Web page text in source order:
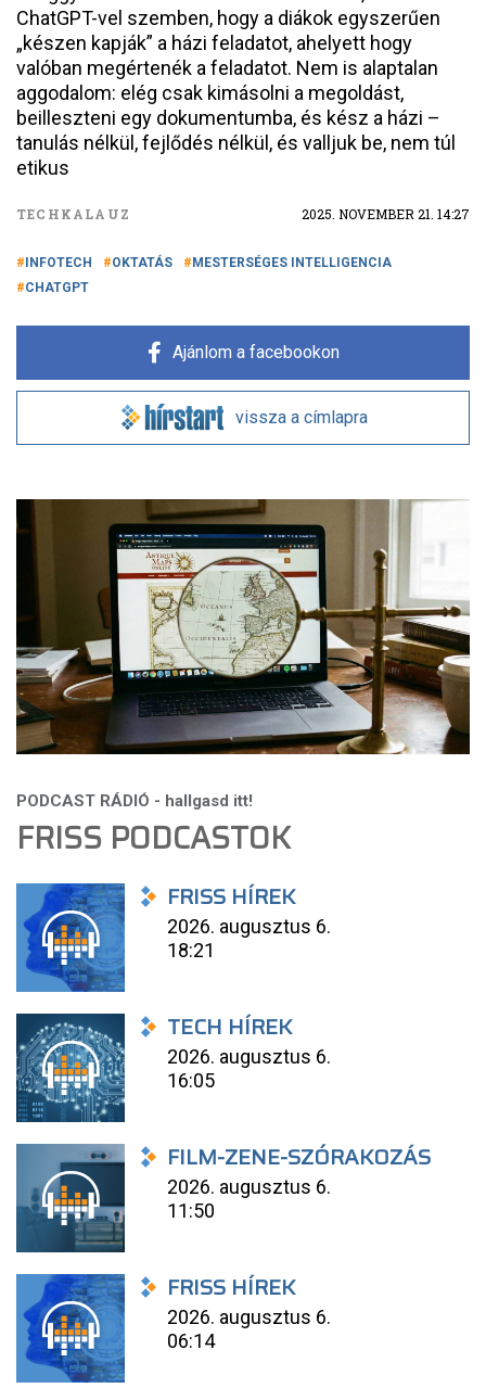
ChatGPT-vel szemben, hogy a diákok egyszerűen
„készen kapják” a házi feladatot, ahelyett hogy
valóban megértenék a feladatot. Nem is alaptalan
aggodalom: elég csak kimásolni a megoldást,
beilleszteni egy dokumentumba, és kész a házi –
tanulás nélkül, fejlődés nélkül, és valljuk be, nem túl
etikus
TECHKALAUZ 2025. NOVEMBER 21. 14:27
INFOTECH OKTATÁS
MESTERSÉGES INTELLIGENCIA
CHATGPT
Ajánlom a facebookon
vissza a címlapra
FRISS PODCASTOK
FRISS HÍREK
2026. augusztus 6.
18:21
TECH HÍREK
2026. augusztus 6.
16:05
FILM-ZENE-SZÓRAKOZÁS
2026. augusztus 6.
11:50
FRISS HÍREK
2026. augusztus 6.
06:14